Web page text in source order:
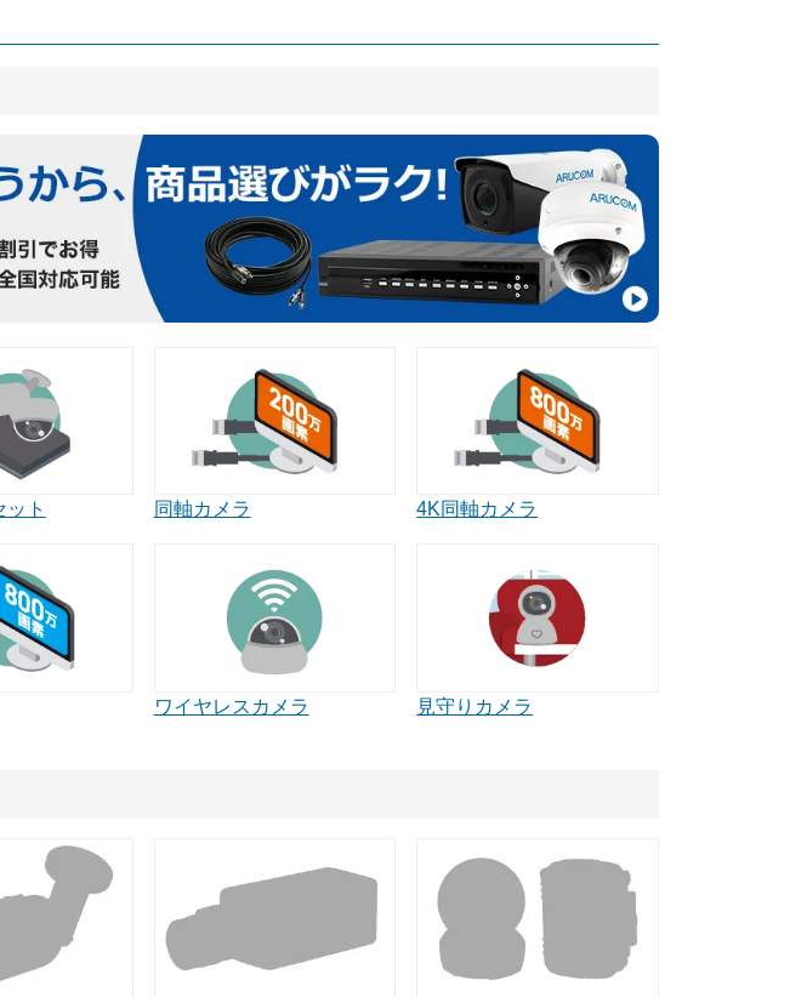
ット 同軸カメラ 4K同軸カメラ
ワイヤレスカメラ 見守りカメラ